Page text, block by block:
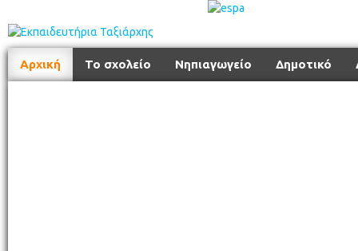
Αρχική Το σχολείο Νηπιαγωγείο Δημοτικό